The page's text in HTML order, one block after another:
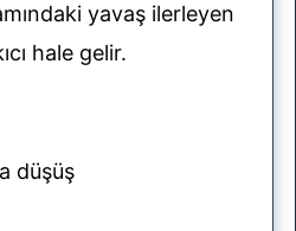
yavaş ilerleyen
hale gelir.
düşüş